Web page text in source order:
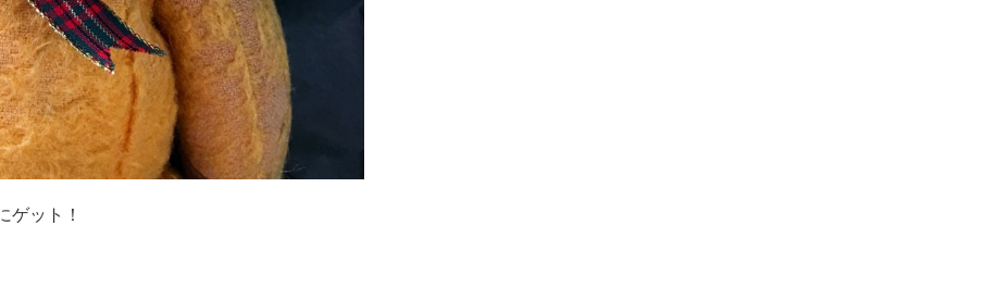
ゲット！